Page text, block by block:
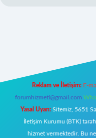
Reklam ve İletişim: E-
forumhizmeti@gmail.com
Yasal Uyarı: Sitemiz, 5651
İletişim Kurumu (BTK)
hizmet vermektedir. Bu